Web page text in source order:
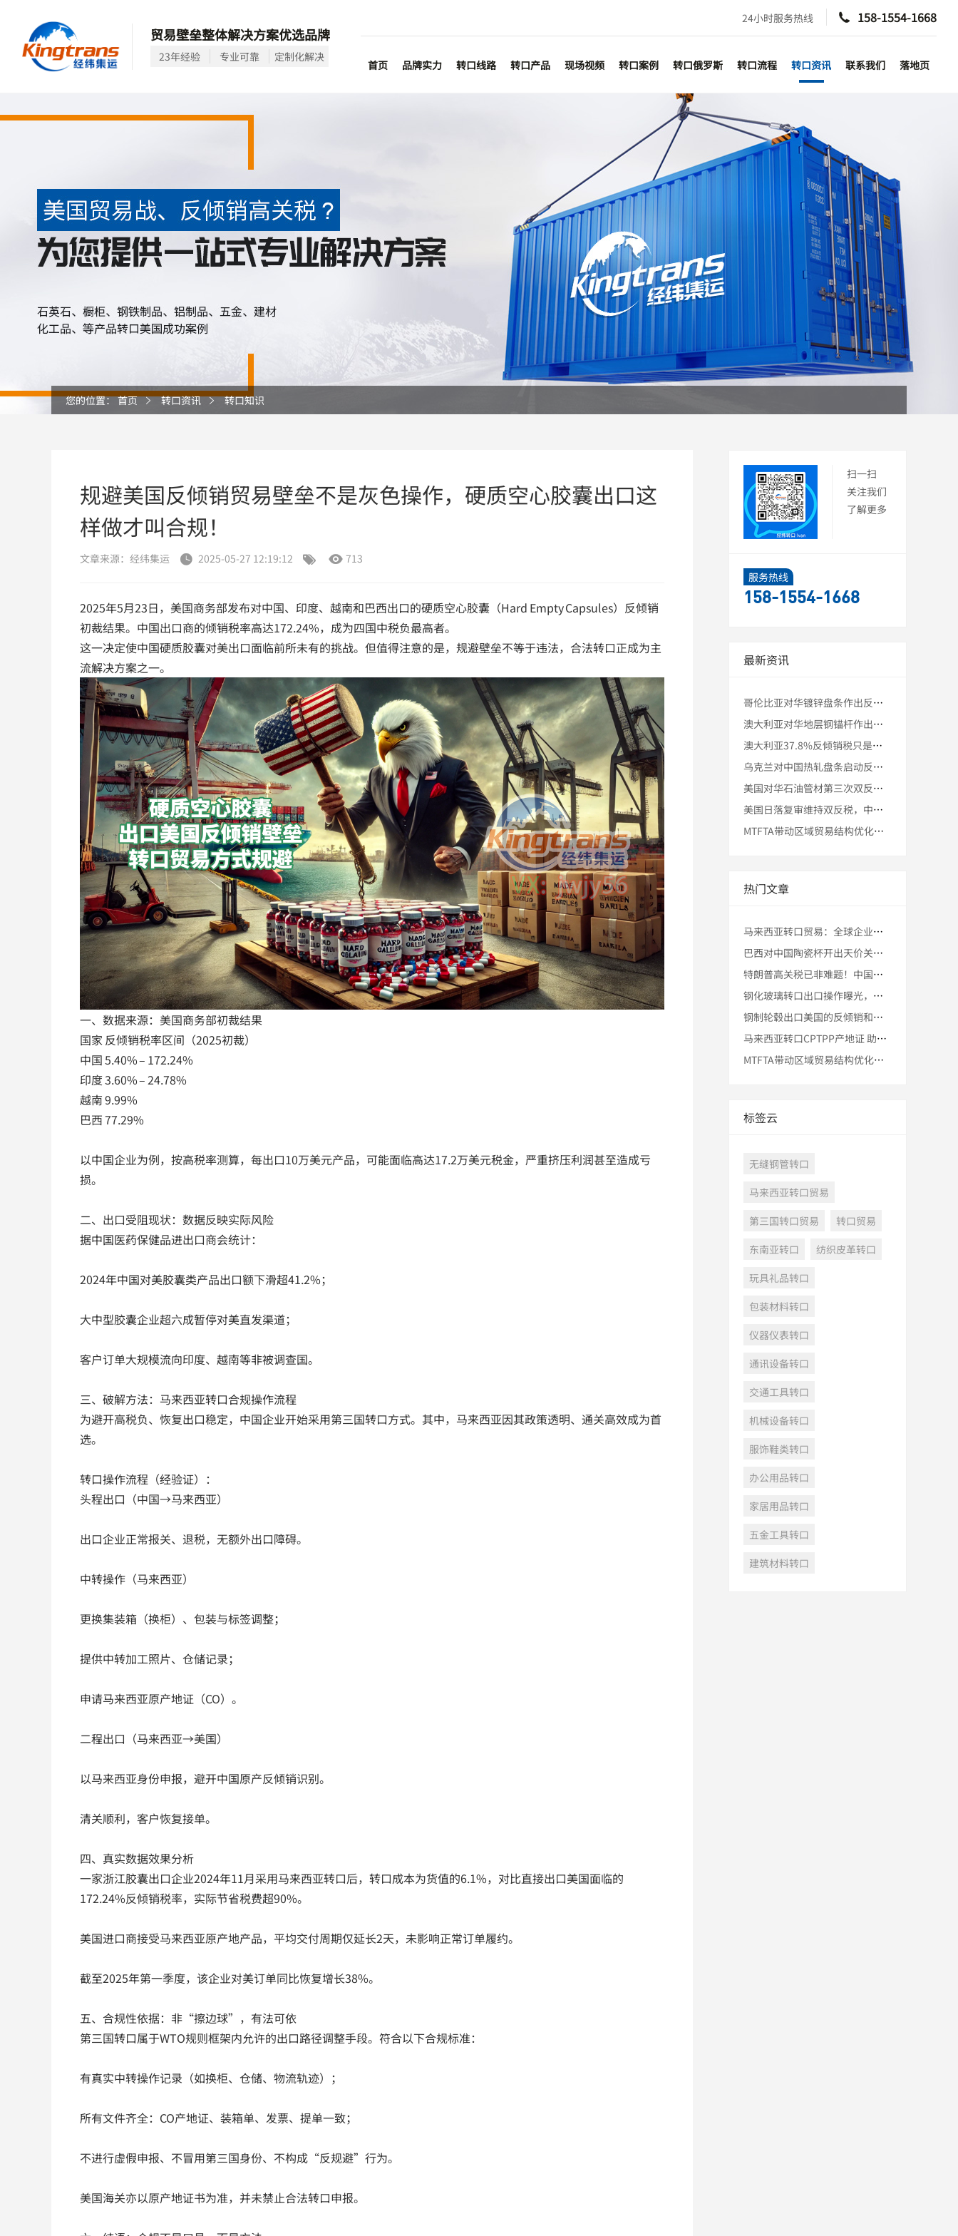
贸易壁垒整体解决方案优选品牌
23年经验 专业可靠 定制化解决
24小时服务热线  158-1554-1668
首页 品牌实力 转口线路 转口产品 现场视频 转口案例 转口俄罗斯 转口流程 转口资讯 联系我们 落地页
您的位置：首页 转口资讯 转口知识
规避美国反倾销贸易壁垒不是灰色操作，硬质空心胶囊出口这
样做才叫合规！
文章来源：经纬集运  2025-05-27 12:19:12   713
2025年5月23日，美国商务部发布对中国、印度、越南和巴西出口的硬质空心胶囊（Hard Empty Capsules）反倾销
初裁结果。中国出口商的倾销税率高达172.24%，成为四国中税负最高者。
这一决定使中国硬质胶囊对美出口面临前所未有的挑战。但值得注意的是，规避壁垒不等于违法，合法转口正成为主
流解决方案之一。
一、数据来源：美国商务部初裁结果
国家 反倾销税率区间（2025初裁）
中国 5.40% – 172.24%
印度 3.60% – 24.78%
越南 9.99%
巴西 77.29%
以中国企业为例，按高税率测算，每出口10万美元产品，可能面临高达17.2万美元税金，严重挤压利润甚至造成亏
损。
二、出口受阻现状：数据反映实际风险
据中国医药保健品进出口商会统计：
2024年中国对美胶囊类产品出口额下滑超41.2%；
大中型胶囊企业超六成暂停对美直发渠道；
客户订单大规模流向印度、越南等非被调查国。
三、破解方法：马来西亚转口合规操作流程
为避开高税负、恢复出口稳定，中国企业开始采用第三国转口方式。其中，马来西亚因其政策透明、通关高效成为首
选。
转口操作流程（经验证）：
头程出口（中国→马来西亚）
出口企业正常报关、退税，无额外出口障碍。
中转操作（马来西亚）
更换集装箱（换柜）、包装与标签调整；
提供中转加工照片、仓储记录；
申请马来西亚原产地证（CO）。
二程出口（马来西亚→美国）
以马来西亚身份申报，避开中国原产反倾销识别。
清关顺利，客户恢复接单。
四、真实数据效果分析
一家浙江胶囊出口企业2024年11月采用马来西亚转口后，转口成本为货值的6.1%，对比直接出口美国面临的
172.24%反倾销税率，实际节省税费超90%。
美国进口商接受马来西亚原产地产品，平均交付周期仅延长2天，未影响正常订单履约。
截至2025年第一季度，该企业对美订单同比恢复增长38%。
五、合规性依据：非“擦边球”，有法可依
第三国转口属于WTO规则框架内允许的出口路径调整手段。符合以下合规标准：
有真实中转操作记录（如换柜、仓储、物流轨迹）；
所有文件齐全：CO产地证、装箱单、发票、提单一致；
不进行虚假申报、不冒用第三国身份、不构成“反规避”行为。
美国海关亦以原产地证书为准，并未禁止合法转口申报。
扫一扫
关注我们
了解更多
服务热线
158-1554-1668
最新资讯
哥伦比亚对华镀锌盘条作出反倾销初裁，中国出口企业加速评估第三
澳大利亚对华地层钢锚杆作出反倾销和反补贴终裁：38.8%复合
澳大利亚37.8%反倾销税只是开始？2026-2027年中国
乌克兰对中国热轧盘条启动反倾销调查！51.52%高税风险已现
美国对华石油管材第三次双反日落复审终裁维持高税，99.14%
美国日落复审维持双反税，中企借马来西亚转口+优惠原产地路径实
MTFTA带动区域贸易结构优化：中国企业通过马来西亚合规转口
热门文章
马来西亚转口贸易：全球企业布局东南亚的黄金跳板 | 政策、港
巴西对中国陶瓷杯开出天价关税，出口企业集体寻找转口新路！
特朗普高关税已非难题！中国制造轻松跨越壁垒，转口贸易成202
钢化玻璃转口出口操作曝光，规避印度高税只需三步，企业老板纷纷
钢制轮毂出口美国的反倾销和反补贴解决方案
马来西亚转口CPTPP产地证 助力规避墨西哥新关税
MTFTA带动区域贸易结构优化：中国企业通过马来西亚合规转口
标签云
无缝钢管转口
马来西亚转口贸易
第三国转口贸易
转口贸易
东南亚转口
纺织皮革转口
玩具礼品转口
包装材料转口
仪器仪表转口
通讯设备转口
交通工具转口
机械设备转口
服饰鞋类转口
办公用品转口
家居用品转口
五金工具转口
建筑材料转口